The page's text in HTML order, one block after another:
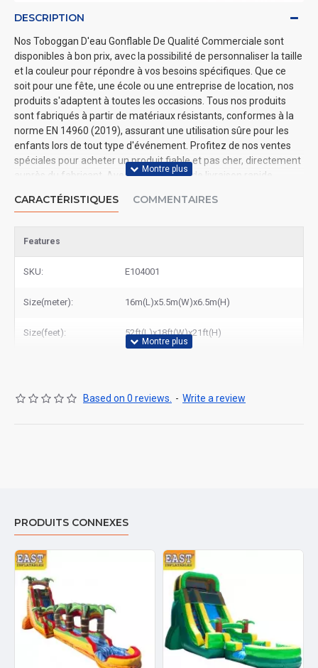
DESCRIPTION
Nos Toboggan D'eau Gonflable De Qualité Commerciale sont
disponibles à bon prix, avec la possibilité de personnaliser la taille
et la couleur pour répondre à vos besoins spécifiques. Que ce
soit pour une fête, une école ou une entreprise de location, nos
produits s'adaptent à toutes les occasions. Tous nos produits
sont fabriqués à partir de matériaux résistants, conformes à la
norme EN 14960 (2019), assurant une utilisation sûre pour les
enfants lors de tout type d'événement. Profitez de nos ventes
spéciales pour acheter un produit fiable et pas cher, directement
auprès du fabricant. Avec notre service de livraison rapide,
France. Visitez notre site pour découvrir tous nos modèles ou
CARACTÉRISTIQUES COMMENTAIRES
Features
SKU: E104001
Size(meter): 16m(L)x5.5m(W)x6.5m(H)
Size(feet): 52ft(L)x18ft(W)x21ft(H)
Based on 0 reviews. - Write a review
PRODUITS CONNEXES